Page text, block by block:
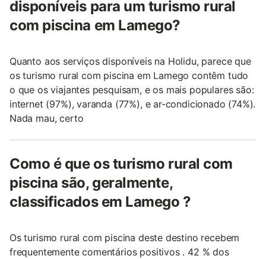
disponíveis para um turismo rural
com piscina em Lamego?
Quanto aos serviços disponíveis na Holidu, parece que
os turismo rural com piscina em Lamego contêm tudo
o que os viajantes pesquisam, e os mais populares são:
internet (97%), varanda (77%), e ar-condicionado (74%).
Nada mau, certo
Como é que os turismo rural com
piscina são, geralmente,
classificados em Lamego ?
Os turismo rural com piscina deste destino recebem
frequentemente comentários positivos . 42 % dos